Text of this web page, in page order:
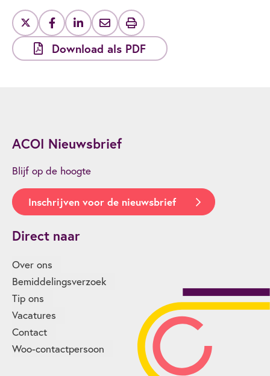
Download als PDF
ACOI Nieuwsbrief
Blijf op de hoogte
Inschrijven voor de nieuwsbrief
Direct naar
Over ons
Bemiddelingsverzoek
Tip ons
Vacatures
Contact
Woo-contactpersoon